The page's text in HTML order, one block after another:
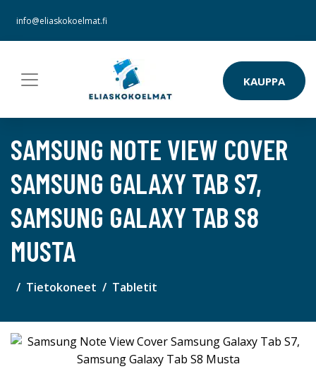
info@eliaskokoelmat.fi
KAUPPA
SAMSUNG NOTE VIEW COVER
SAMSUNG GALAXY TAB S7,
SAMSUNG GALAXY TAB S8
MUSTA
Tietokoneet Tabletit